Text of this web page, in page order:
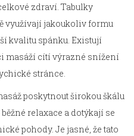
zdraví. Tabulky
využívají jakoukoliv formu
kvalitu spánku. Existují
masáží cítí výrazné snížení
stránce.
poskytnout širokou škálu
relaxace a dotýkají se
pohody. Je jasné, že tato